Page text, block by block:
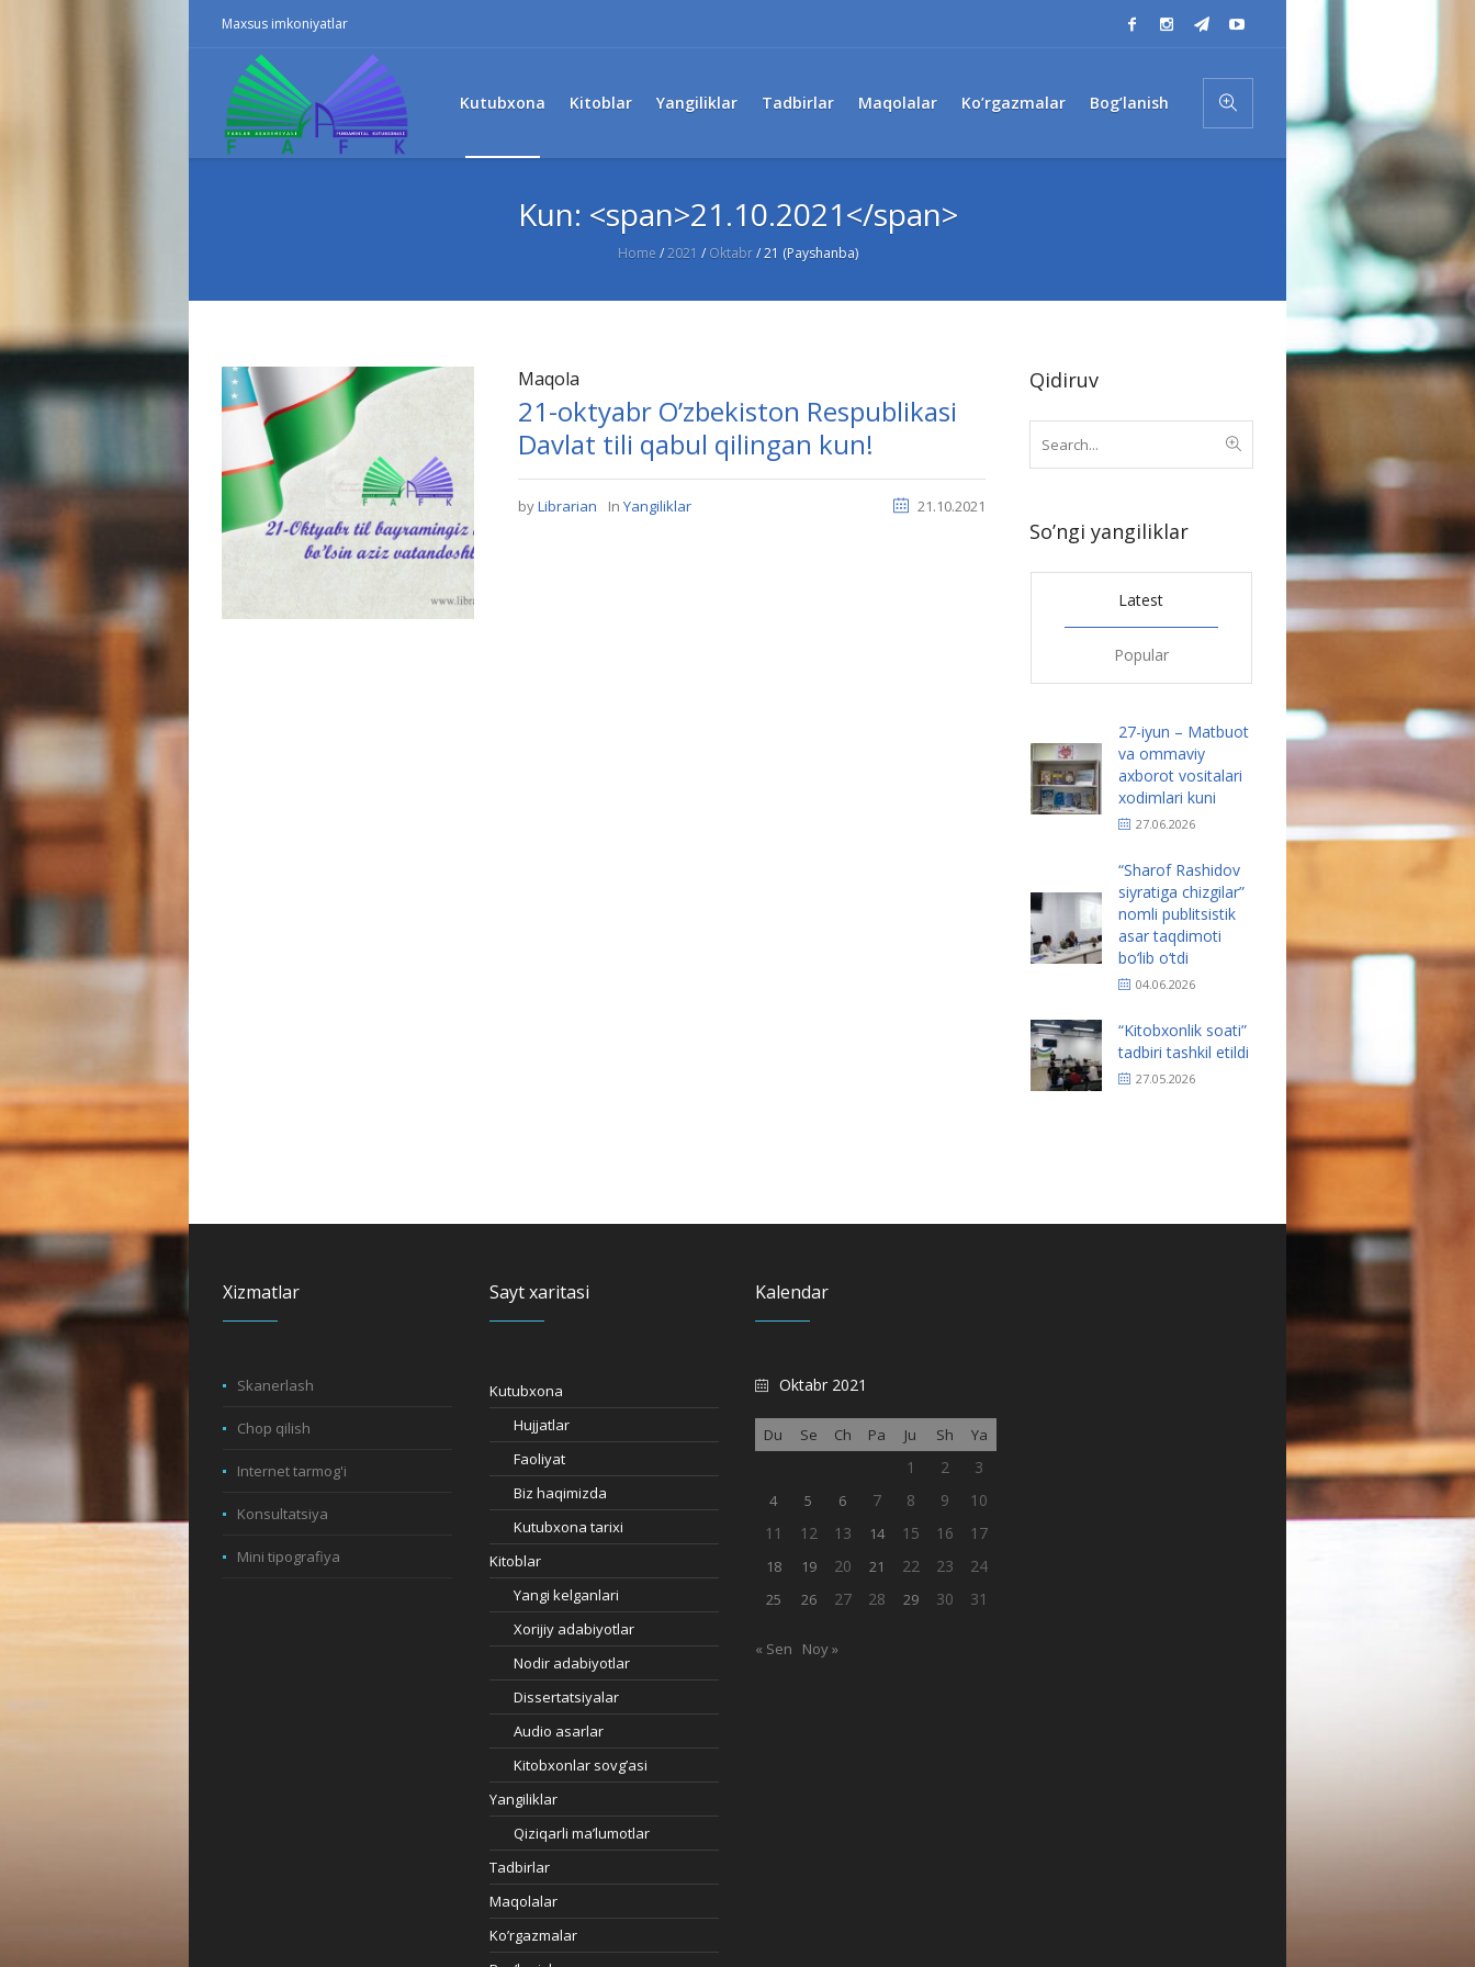
Maxsus imkoniyatlar
Kutubxona Kitoblar Yangiliklar Tadbirlar Maqolalar Ko’rgazmalar Bog’lanish
Kun: <span>21.10.2021</span>
Home /2021 / Oktabr /21 (Payshanba)
Maqola
21-oktyabr O’zbekiston Respublikasi
Davlat tili qabul qilingan kun!
21.10.2021
byLibrarian In Yangiliklar
Qidiruv
So’ngi yangiliklar
Latest
Popular
27-iyun – Matbuot
va ommaviy
axborot vositalari
xodimlari kuni
27.06.2026
“Sharof Rashidov
siyratiga chizgilar”
nomli publitsistik
asar taqdimoti
bo‘lib o‘tdi
04.06.2026
“Kitobxonlik soati”
tadbiri tashkil etildi
27.05.2026
Xizmatlar
Skanerlash
Chop qilish
Internet tarmog'i
Konsultatsiya
Mini tipografiya
Sayt xaritasi
Kutubxona
Hujjatlar
Faoliyat
Biz haqimizda
Kutubxona tarixi
Kitoblar
Yangi kelganlari
Xorijiy adabiyotlar
Nodir adabiyotlar
Dissertatsiyalar
Audio asarlar
Kitobxonlar sovg’asi
Yangiliklar
Qiziqarli ma’lumotlar
Tadbirlar
Maqolalar
Ko’rgazmalar
Kalendar
Oktabr 2021
Du Se Ch Pa Ju Sh Ya
1 2 3
4 5 6 7 8 9
10
11
12 13 14 15 16 17
18 19 20 21 22 23 24
25 26 27 28 29 30 31
« Sen Noy »